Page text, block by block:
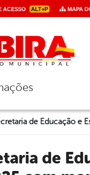
ACESSO ALT+P MAPA